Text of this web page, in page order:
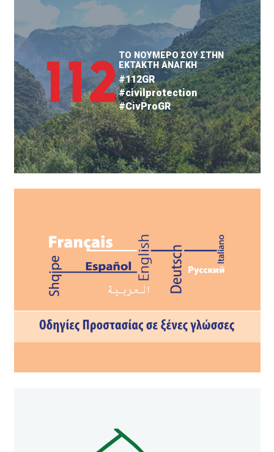
ΤΟ ΝΟΥΜΕΡΟ ΣΟΥ ΣΤΗΝ
ΕΚΤΑΚΤΗ ΑΝΑΓΚΗ
#112GR
#civilprotection
#CivProGR